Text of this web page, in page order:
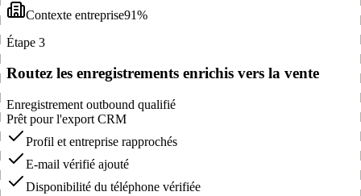
Contexte entreprise91%
Étape 3
Routez les enregistrements enrichis vers la vente
Enregistrement outbound qualifié
Prêt pour l'export CRM
Profil et entreprise rapprochés
E-mail vérifié ajouté
Disponibilité du téléphone vérifiée